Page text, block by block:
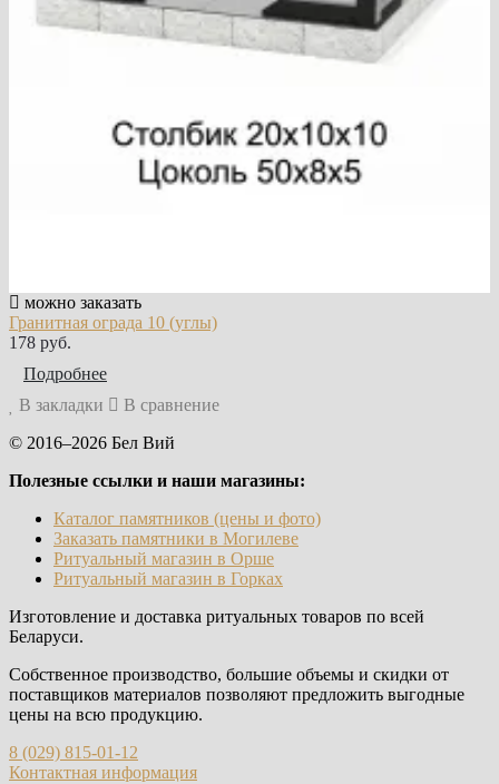
можно заказать
Гранитная ограда 10 (углы)
178 руб.
Подробнее
В закладки
В сравнение
© 2016–2026 Бел Вий
Полезные ссылки и наши магазины:
Каталог памятников (цены и фото)
Заказать памятники в Могилеве
Ритуальный магазин в Орше
Ритуальный магазин в Горках
Изготовление и доставка ритуальных товаров по всей
Беларуси.
Собственное производство, большие объемы и скидки от
поставщиков материалов позволяют предложить выгодные
цены на всю продукцию.
8 (029) 815-01-12
Контактная информация